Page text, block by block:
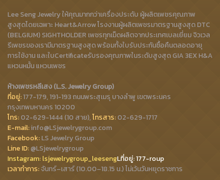
Lee Seng Jewelry ให้คุณมากกว่าเครื่องประดับ ผู้ผลิตเพชรคุณภาพ
สูงสุดโดยเฉพาะ Heart&Arrow โรงงานผู้ผลิตเพชรมาตรฐานสูงสุด DTC
(BELGIUM) SIGHTHOLDER เพชรทุกเม็ดผลิตจากประเทศเบลเยี่ยม จิวเวล
รีเพชรของเรามีมาตรฐานสูงสุด พร้อมทั้งใบรับประกันซื้อคืนตลอดอายุ
การใช้งาน และใบCertificateรับรองคุณภาพในระดับสูงสุด GIA 3EX H&A
แหวนหมั้น แหวนเพชร
ห้างเพชรหลีเสง (L.S. Jewelry Group)
ที่อยู่:177-179, 191-193 ถนนพระสุเมรุ บางลำพู เขตพระนคร
กรุงเทพมหานคร 10200
โทร:02-629-1444 (10 สาย),โทรสาร:02-629-1717
E-mail:info@LSjewelrygroup.com
Facebook:LS Jewelry Group
Line ID:@LSjewelrygroup
Instagram:lsjewelrygroup_leesengLที่อยู่: 177-roup
เวลาทำการ:จันทร์–เสาร์ (10.00–18.15 น.) ไม่เว้นวันหยุดราชการ